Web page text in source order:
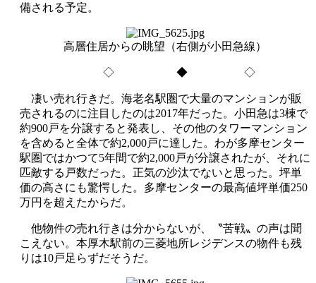
備される予定。
高層住居からの眺望（右側が小田急線）
◇ ◆ ◇
凄い売れ行きだ。海老名駅圏で大量のマンションが販
売されるのに注目したのは2017年だった。小田急は3棟で
約900戸を分譲すると発表し、その他のタワーマンション
を含めると全体で約2,000戸に達した。わが多摩センター
駅圏ではかつて5年間で約2,000戸が分譲されたが、それに
匹敵する戸数だった。正気の沙汰でないと思った。坪単
価の高さにも驚愕した。多摩センターの最高値坪単価250
万円を超えたからだ。
他物件の売れ行きは分からないが、〝苦戦〟の声は聞
こえない。本厚木駅前の三菱地所レジデンスの物件も残
りは10戸足らずだそうだ。